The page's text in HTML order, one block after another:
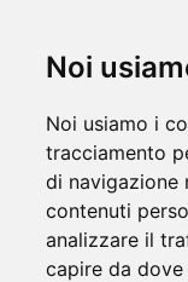
Noi
Noi usiamo i
tracciamento
di navigazione
contenuti
analizzare il
capire da